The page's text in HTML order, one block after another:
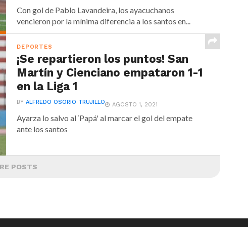
Con gol de Pablo Lavandeira, los ayacuchanos
vencieron por la mínima diferencia a los santos en...
DEPORTES
¡Se repartieron los puntos! San
Martín y Cienciano empataron 1-1
en la Liga 1
BYALFREDO OSORIO TRUJILLO AGOSTO 1, 2021
Ayarza lo salvo al ‘Papá' al marcar el gol del empate
ante los santos
POSTS